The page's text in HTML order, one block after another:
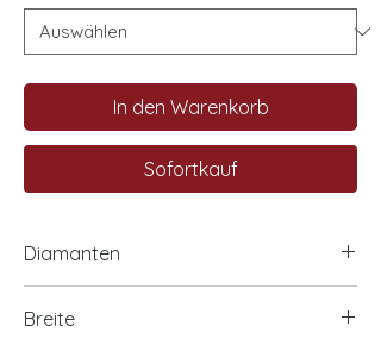
In den Warenkorb
Sofortkauf
Diamanten
6 Baguettes zusammen 0,54 ct. SI-TW
Breite